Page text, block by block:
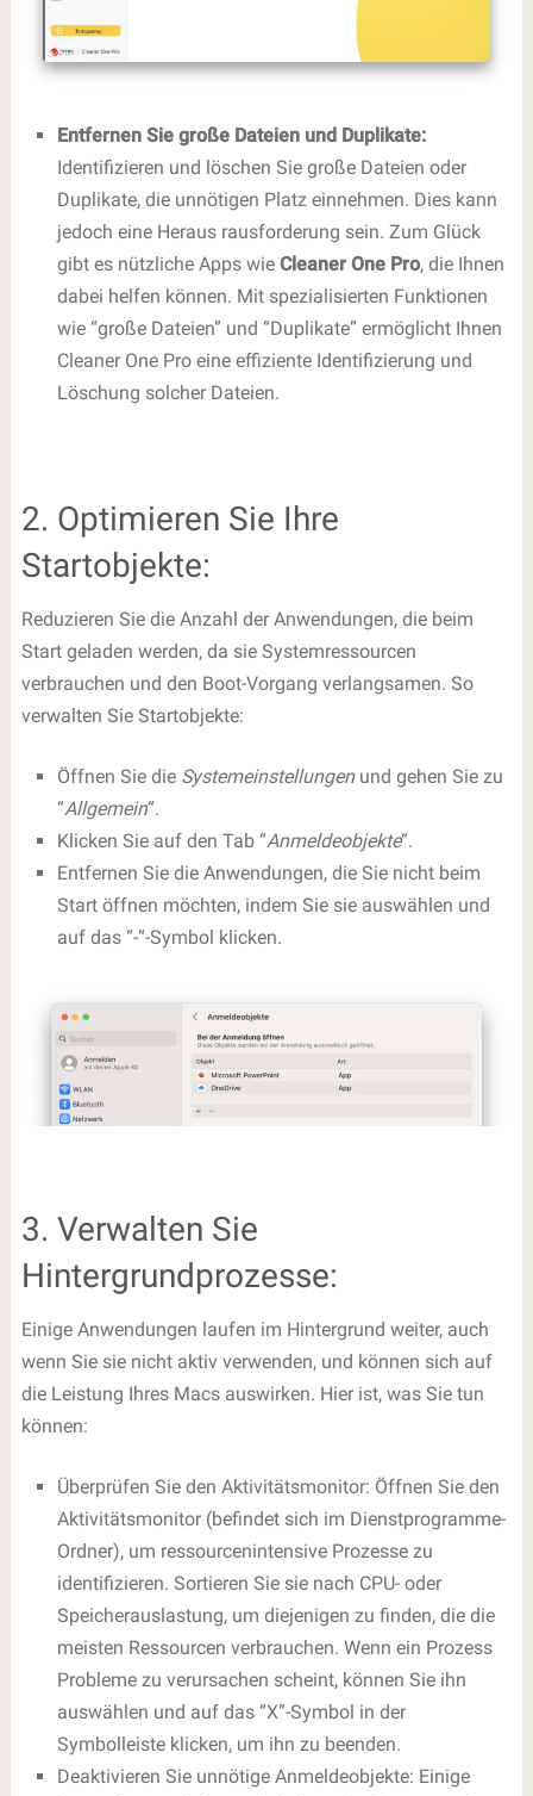
Entfernen Sie große Dateien und Duplikate:
Identifizieren und löschen Sie große Dateien oder
Duplikate, die unnötigen Platz einnehmen. Dies kann
jedoch eine Heraus rausforderung sein. Zum Glück
gibt es nützliche Apps wie Cleaner One Pro, die Ihnen
dabei helfen können. Mit spezialisierten Funktionen
wie “große Dateien” und “Duplikate” ermöglicht Ihnen
Cleaner One Pro eine effiziente Identifizierung und
Löschung solcher Dateien.
2. Optimieren Sie Ihre
Startobjekte:
Reduzieren Sie die Anzahl der Anwendungen, die beim
Start geladen werden, da sie Systemressourcen
verbrauchen und den Boot-Vorgang verlangsamen. So
verwalten Sie Startobjekte:
Öffnen Sie die Systemeinstellungenund gehen Sie zu
“Allgemein“.
Klicken Sie auf den Tab “Anmeldeobjekte“.
Entfernen Sie die Anwendungen, die Sie nicht beim
Start öffnen möchten, indem Sie sie auswählen und
auf das “-“-Symbol klicken.
3. Verwalten Sie
Hintergrundprozesse:
Einige Anwendungen laufen im Hintergrund weiter, auch
wenn Sie sie nicht aktiv verwenden, und können sich auf
die Leistung Ihres Macs auswirken. Hier ist, was Sie tun
können:
Überprüfen Sie den Aktivitätsmonitor: Öffnen Sie den
Aktivitätsmonitor (befindet sich im Dienstprogramme-
Ordner), um ressourcenintensive Prozesse zu
identifizieren. Sortieren Sie sie nach CPU- oder
Speicherauslastung, um diejenigen zu finden, die die
meisten Ressourcen verbrauchen. Wenn ein Prozess
Probleme zu verursachen scheint, können Sie ihn
auswählen und auf das “X”-Symbol in der
Symbolleiste klicken, um ihn zu beenden.
Deaktivieren Sie unnötige Anmeldeobjekte: Einige